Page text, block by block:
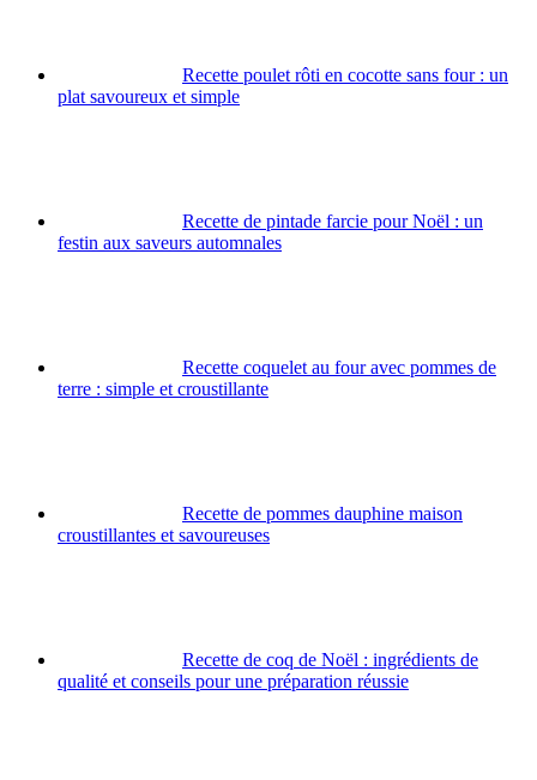
Recette poulet rôti en cocotte sans four : un
plat savoureux et simple
Recette de pintade farcie pour Noël : un
festin aux saveurs automnales
Recette coquelet au four avec pommes de
terre : simple et croustillante
Recette de pommes dauphine maison
croustillantes et savoureuses
Recette de coq de Noël : ingrédients de
qualité et conseils pour une préparation réussie